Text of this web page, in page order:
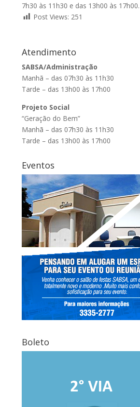
7h30 às 11h30 e das 13h00 às 17h00.
Post Views: 251
Atendimento
SABSA/Administração
Manhã – das 07h30 às 11h30
Tarde – das 13h00 às 17h00
Projeto Social
“Geração do Bem”
Manhã – das 07h30 às 11h30
Tarde – das 13h00 às 17h00
Eventos
Boleto